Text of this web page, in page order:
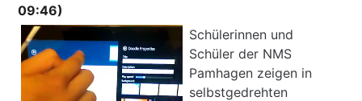
09:46)
Schülerinnen und
Schüler der NMS
Pamhagen zeigen in
selbstgedrehten